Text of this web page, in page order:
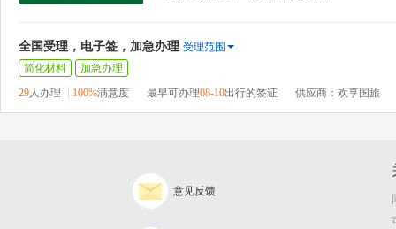
全国受理，电子签，加急办理 受理范围
简化材料
加急办理
29人办理 100%满意度 最早可办理08-10出行的签证 供应商：欢享国旅
意见反馈